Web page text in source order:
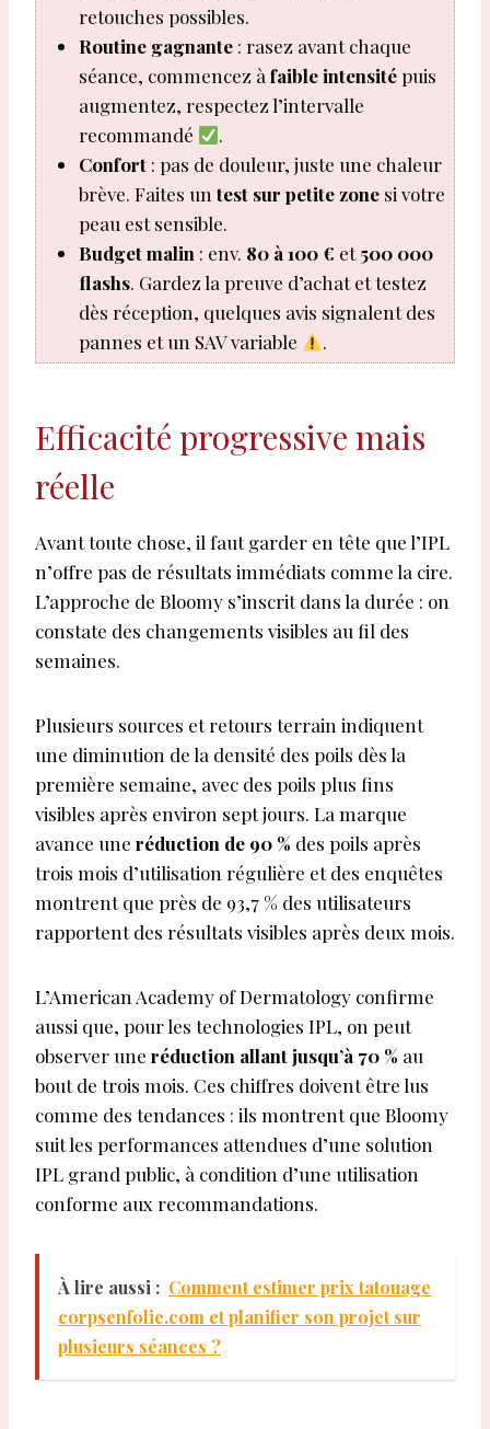
retouches possibles.
Routine gagnante : rasez avant chaque
séance, commencez à faible intensitépuis
augmentez, respectez l’intervalle
recommandé
.
Confort : pas de douleur, juste une chaleur
brève. Faites untest sur petite zone si votre
peau est sensible.
Budget malin : env. 80 à 100 € et500 000
flashs. Gardez la preuve d’achat et testez
dès réception, quelques avis signalent des
pannes et un SAV variable
.
Efficacité progressive mais
réelle
Avant toute chose, il faut garder en tête que l’IPL
n’offre pas de résultats immédiats comme la cire.
L’approche de Bloomy s’inscrit dans la durée : on
constate des changements visibles au fil des
semaines.
Plusieurs sources et retours terrain indiquent
une diminution de la densité des poils dès la
première semaine, avec des poils plus fins
visibles après environ sept jours. La marque
avance une réduction de 90 % des poils après
trois mois d’utilisation régulière et des enquêtes
montrent que près de 93,7 % des utilisateurs
rapportent des résultats visibles après deux mois.
L’American Academy of Dermatology confirme
aussi que, pour les technologies IPL, on peut
observer une réduction allant jusqu’à 70 % au
bout de trois mois. Ces chiffres doivent être lus
comme des tendances : ils montrent que Bloomy
suit les performances attendues d’une solution
IPL grand public, à condition d’une utilisation
conforme aux recommandations.
À lire aussi : Comment estimer prix tatouage
corpsenfolie.com et planifier son projet sur
plusieurs séances ?